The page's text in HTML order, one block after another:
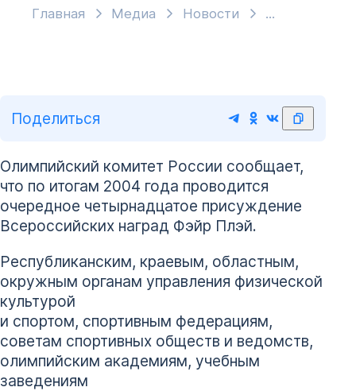
Главная Медиа Новости
Поделиться
Олимпийский комитет России сообщает,
что по итогам 2004 года проводится
очередное четырнадцатое присуждение
Всероссийских наград Фэйр Плэй.
Республиканским, краевым, областным,
окружным органам управления физической
культурой
и спортом, спортивным федерациям,
советам спортивных обществ и ведомств,
олимпийским академиям, учебным
заведениям